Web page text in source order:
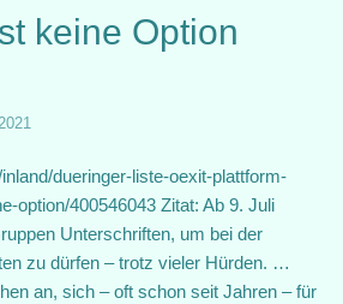
keine Option
dueringer-liste-oexit-plattform-
option/400546043 Zitat: Ab 9. Juli
Unterschriften, um bei der
zu dürfen – trotz vieler Hürden. …
an, sich – oft schon seit Jahren – für